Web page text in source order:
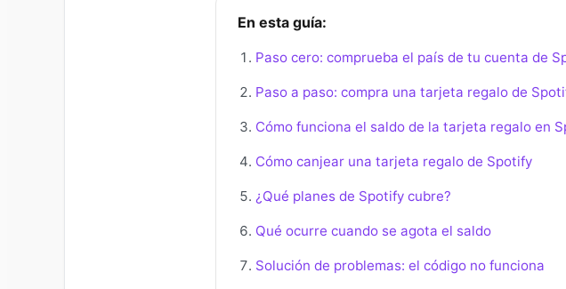
En esta guía:
Paso cero: comprueba el país de tu cuenta de
Paso a paso: compra una tarjeta regalo de
Cómo funciona el saldo de la tarjeta regalo en
Cómo canjear una tarjeta regalo de Spotify
¿Qué planes de Spotify cubre?
Qué ocurre cuando se agota el saldo
Solución de problemas: el código no funciona